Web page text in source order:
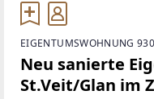
EIGENTUMSWOHNUNG
Neu sanierte
St.Veit/Glan im